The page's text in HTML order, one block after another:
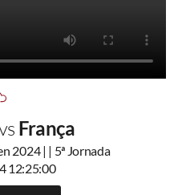
França
2024 | | 5ª Jornada
12:25:00